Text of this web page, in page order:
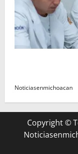
Noticiasenmichoacan
Copyright ©